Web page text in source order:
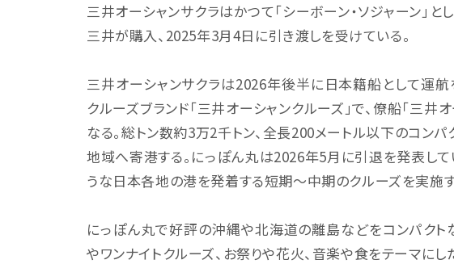
三井オーシャンサクラはかつて「シーボーン・ソジャーン」
三井が購入、2025年3月4日に引き渡しを受けている。
三井オーシャンサクラは2026年後半に日本籍船として運
クルーズブランド「三井オーシャンクルーズ」で、僚船「三
なる。総トン数約3万2千トン、全長200メートル以下のコン
地域へ寄港する。にっぽん丸は2026年5月に引退を発表して
うな日本各地の港を発着する短期～中期のクルーズを実施す
にっぽん丸で好評の沖縄や北海道の離島などをコンパクト
やワンナイトクルーズ、お祭りや花火、音楽や食をテーマに